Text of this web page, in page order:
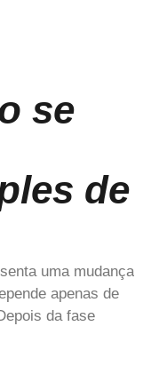
se
de
uma mudança
apenas de
da fase